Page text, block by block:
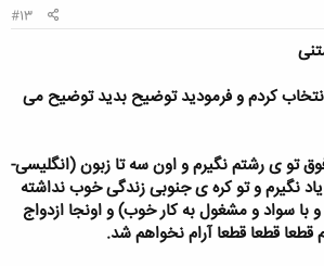
#13
گزینه ی 8 رو انتخاب کردم و فرمودید توضیح بدید توضیح می
تو ی رشتم نگیرم و اون سه تا زبون (انگلیسی-
نگیرم و تو کره ی جنوبی زندگی خوب نداشته
با سواد و مشغول به کار خوب) و اونجا ازدواج
قطعا قطعا آرام نخواهم شد.